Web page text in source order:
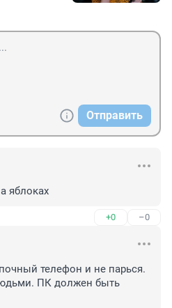
Отправить
яблоках
+0 –0
телефон и не парься.
ПК должен быть